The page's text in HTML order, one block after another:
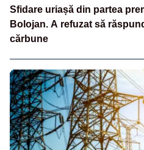
Sfidare uriașă din partea
Bolojan. A refuzat să
cărbune